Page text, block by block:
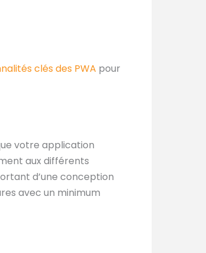
clés des PWA pour
votre application
aux différents
d’une conception
avec un minimum